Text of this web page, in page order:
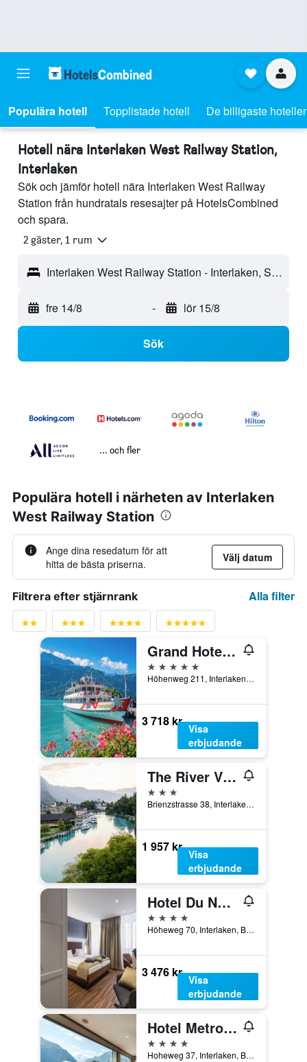
Populära hotell Topplistade hotell De billigaste
Hotell nära Interlaken West Railway Station,
Interlaken
Sök och jämför hotell nära Interlaken West Railway
Station från hundratals resesajter på HotelsCombined
och spara.
2 gäster, 1 rum
Interlaken West Railway Station - Interlaken, Schweiz
fre 14/8 - lör 15/8
Sök
... och fler
Populära hotell i närheten av Interlaken
West Railway Station
Ange dina resedatum för att
hitta de bästa priserna.
Välj datum
Filtrera efter stjärnrank Alla filter
Grand Hotel Beau Rivage Interlaken
5 stjärnor
Höhenweg 211, Interlaken, Bern, Schweiz
3 718 kr
Visa
erbjudande
The River Village
3 stjärnor
Brienzstrasse 38, Interlaken, Bern, Schweiz
1 957 kr
Visa
erbjudande
Hotel Du Nord
4 stjärnor
Höheweg 70, Interlaken, Bern, Schweiz
3 476 kr
Visa
erbjudande
Hotel Metropole Interlaken
4 stjärnor
Hoheweg 37, Interlaken, Bern, Schweiz